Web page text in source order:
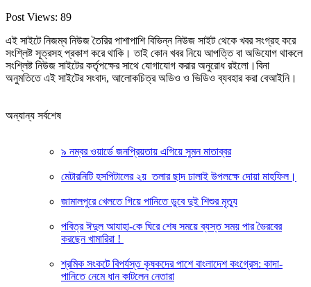
Post Views: 89
এই সাইটে নিজম্ব নিউজ তৈরির পাশাপাশি বিভিন্ন নিউজ সাইট থেকে খবর সংগ্রহ করে
সংশ্লিষ্ট সূত্রসহ প্রকাশ করে থাকি। তাই কোন খবর নিয়ে আপত্তি বা অভিযোগ থাকলে
সংশ্লিষ্ট নিউজ সাইটের কর্তৃপক্ষের সাথে যোগাযোগ করার অনুরোধ রইলো।বিনা
অনুমতিতে এই সাইটের সংবাদ, আলোকচিত্র অডিও ও ভিডিও ব্যবহার করা বেআইনি।
অন্যান্য সর্বশেষ
৯ নম্বর ওয়ার্ডে জনপ্রিয়তায় এগিয়ে সুমন মাতাব্বর
মেটারনিটি হসপিটালের ২য় তলার ছাদ ঢালাই উপলক্ষে দোয়া মাহফিল।
জামালপুরে খেলতে গিয়ে পানিতে ডুবে দুই শিশুর মৃত্যু
পবিত্র ঈদুল আযাহা-কে ঘিরে শেষ সময়ে ব্যস্ত সময় পার ভৈরবের
করছেন খামারিরা !
শ্রমিক সংকটে বিপর্যস্ত কৃষকদের পাশে বাংলাদেশ কংগ্রেস: কাদা-
পানিতে নেমে ধান কাটলেন নেতারা